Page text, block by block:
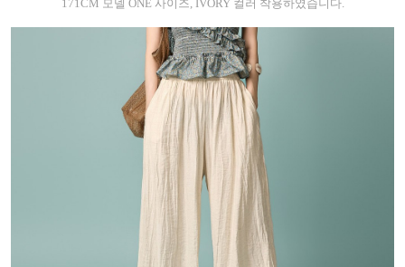
171CM 모델 ONE 사이즈, IVORY 컬러 착용하였습니다.